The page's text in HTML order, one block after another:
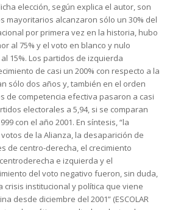
elección, según explica el autor, son
mayoritarios alcanzaron sólo un 30% del
por primera vez en la historia, hubo
al 75% y el voto en blanco y nulo
15%. Los partidos de izquierda
de casi un 200% con respecto a la
sólo dos años y, también en el orden
de competencia efectiva pasaron a casi
electorales a 5,94, si se comparan
con el año 2001. En síntesis, “la
de la Alianza, la desaparición de
de centro-derecha, el crecimiento
e izquierda y el
del voto negativo fueron, sin duda,
crisis institucional y política que viene
desde diciembre del 2001” (ESCOLAR